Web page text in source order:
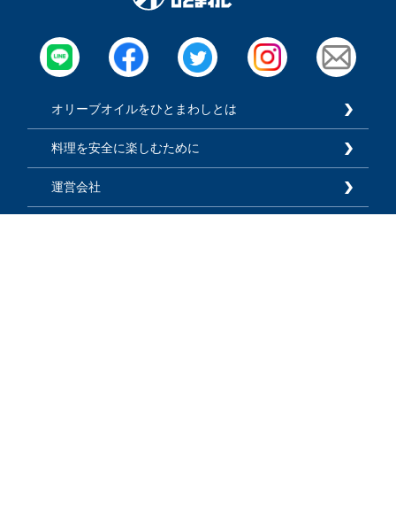
オリーブオイルをひとまわしとは
料理を安全に楽しむために
運営会社